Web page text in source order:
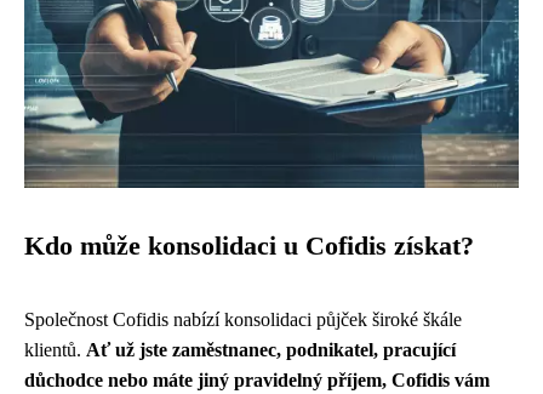
Kdo může konsolidaci u Cofidis získat?
Společnost Cofidis nabízí konsolidaci půjček široké škále
klientů. Ať už jste zaměstnanec, podnikatel, pracující
důchodce nebo máte jiný pravidelný příjem, Cofidis vám